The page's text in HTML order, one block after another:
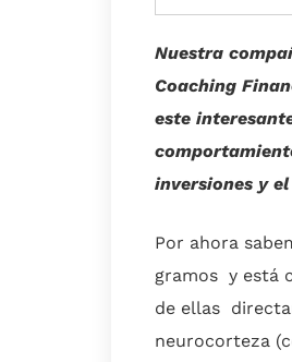
Nuestra
Coaching
este
inversiones y
Por ahora
gramos y está
de ellas
neurocorteza